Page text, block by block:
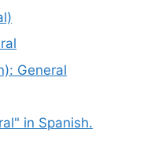
General
in Spanish.